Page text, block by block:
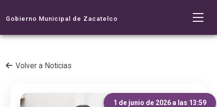
Gobierno Municipal de Zacatelco
Volver a Noticias
1 de junio de 2026 a las 13:59